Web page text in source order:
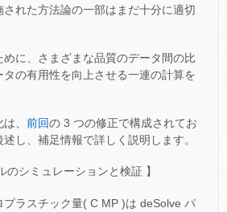
れた方法論の一部はまだ十分に適切
めに、さまざまな品質のデータ間の比
の有用性を向上させる一連の計算を
、 前回の 3 つの修正で構成されてお
し、補足情報で詳しく説明します。
のシミュレーションと検証 】
ラスチック量( C MP )は deSolve パ